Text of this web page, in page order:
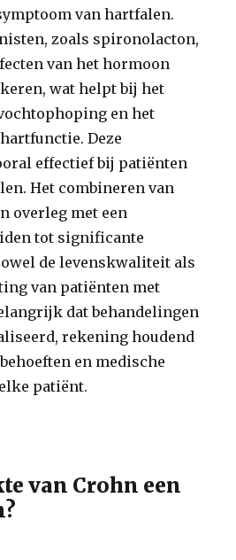
van hartfalen.
zoals spironolacton,
van het hormoon
wat helpt bij het
en het
Deze
effectief bij patiënten
Het combineren van
overleg met een
tot significante
de levenskwaliteit als
van patiënten met
dat behandelingen
rekening houdend
en medische
patiënt.
van Crohn een